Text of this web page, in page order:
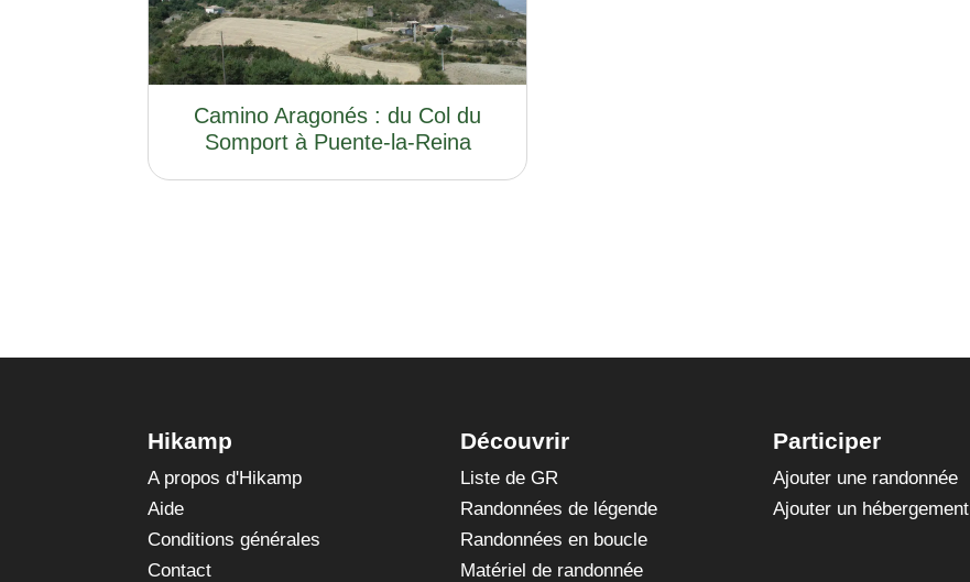
Camino Aragonés : du Col du
Somport à Puente-la-Reina
Hikamp
A propos d'Hikamp
Aide
Conditions générales
Contact
Découvrir
Liste de GR
Randonnées de légende
Randonnées en boucle
Matériel de randonnée
Participer
Ajouter une randonnée
Ajouter un hébergement